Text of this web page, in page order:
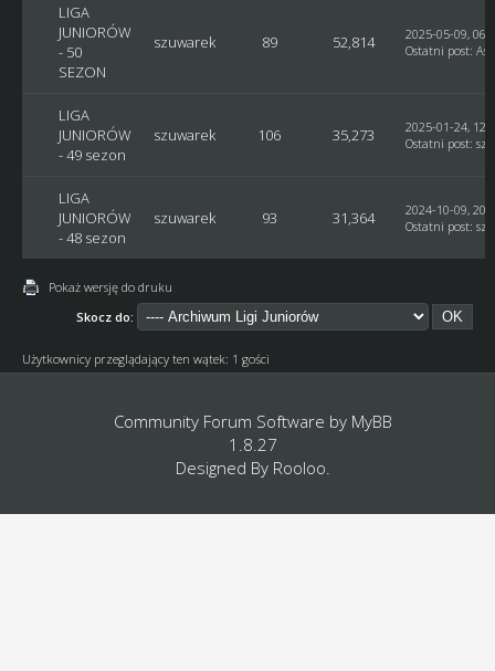
LIGA
JUNIORÓW
- 50
SEZON
szuwarek 89 52,814
2025-05-09,
Ostatni post:
LIGA
JUNIORÓW
- 49 sezon
szuwarek 106 35,273
2025-01-24,
Ostatni post:
LIGA
JUNIORÓW
- 48 sezon
szuwarek 93 31,364
2024-10-09,
Ostatni post:
Pokaż wersję do druku
Skocz do:
Użytkownicy przeglądający ten wątek: 1 gości
Community Forum Software by MyBB
1.8.27
Designed By Rooloo